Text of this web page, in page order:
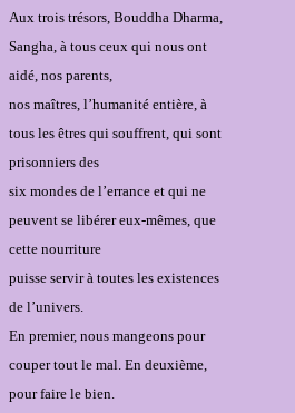
Aux trois trésors, Bouddha Dharma,
Sangha, à tous ceux qui nous ont
aidé, nos parents,
nos maîtres, l’humanité entière, à
tous les êtres qui souffrent, qui sont
prisonniers des
six mondes de l’errance et qui ne
peuvent se libérer eux-mêmes, que
cette nourriture
puisse servir à toutes les existences
de l’univers.
En premier, nous mangeons pour
couper tout le mal. En deuxième,
pour faire le bien.